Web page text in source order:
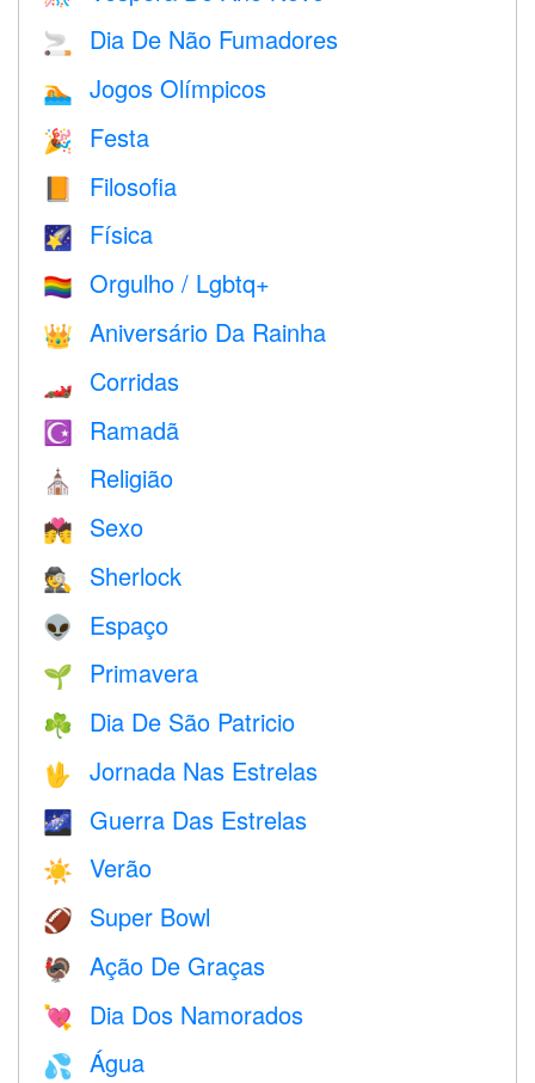
🚬 Dia De Não Fumadores
🏊 Jogos Olímpicos
🎉 Festa
Filosofia
🌠 Física
🏳️‍🌈 Orgulho / Lgbtq+
👑 Aniversário Da Rainha
🏎 Corridas
☪️ Ramadã
⛪️ Religião
💏 Sexo
🕵️ Sherlock
👽 Espaço
🌱 Primavera
☘️ Dia De São Patricio
🖖 Jornada Nas Estrelas
🌌 Guerra Das Estrelas
☀️ Verão
🏈 Super Bowl
🦃 Ação De Graças
💘 Dia Dos Namorados
💦 Água